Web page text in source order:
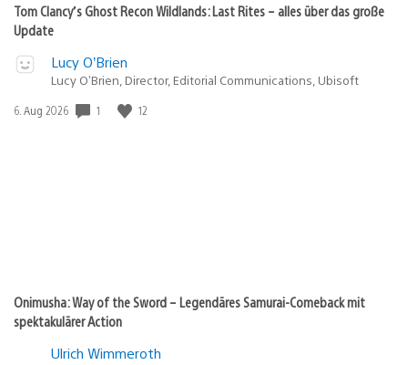
Tom Clancy’s Ghost Recon Wildlands: Last Rites – alles über das große
Update
Lucy O’Brien
Lucy O’Brien, Director, Editorial Communications, Ubisoft
Veröffentlichungsdatum:
6. Aug 2026 1 12
Onimusha: Way of the Sword – Legendäres Samurai-Comeback mit
spektakulärer Action
Ulrich Wimmeroth